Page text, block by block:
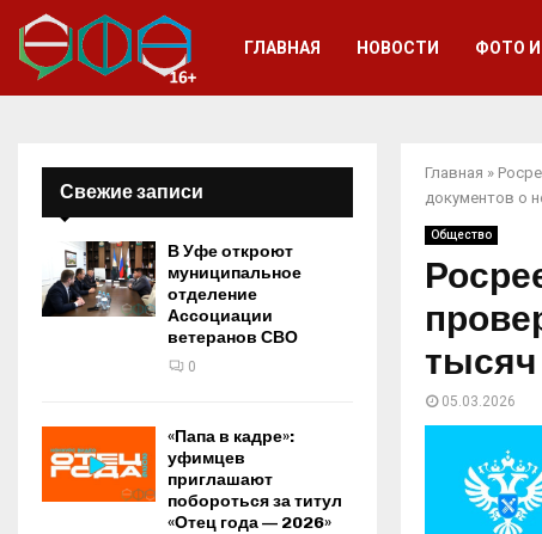
ГЛАВНАЯ НОВОСТИ ФОТО
Главная »
документов о
Общество
тысяч
05.03.2026
Свежие записи
В Уфе откроют
муниципальное
отделение
Ассоциации
ветеранов СВО
0
«Папа в кадре»:
уфимцев
приглашают
побороться за титул
«Отец года — 2026»